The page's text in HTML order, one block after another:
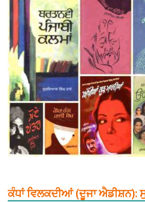
ਕੰਧਾਂ ਵਿਲਕਦੀਆਂ (ਦੂਜਾ ਐਡੀਸ਼ਨ):